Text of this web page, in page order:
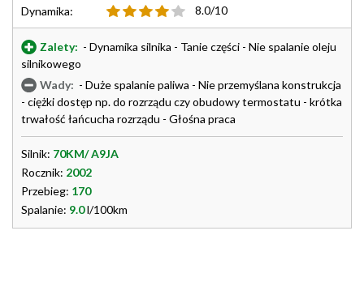
Dynamika:
8.0/10
Zalety: - Dynamika silnika - Tanie części - Nie spalanie oleju
silnikowego
Wady: - Duże spalanie paliwa - Nie przemyślana konstrukcja
- ciężki dostęp np. do rozrządu czy obudowy termostatu - krótka
trwałość łańcucha rozrządu - Głośna praca
Silnik: 70KM/ A9JA
Rocznik: 2002
Przebieg: 170
Spalanie: 9.0l/100km